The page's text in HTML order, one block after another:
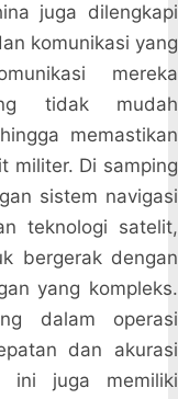
juga dilengkapi
komunikasi yang
mereka
tidak mudah
memastikan
militer. Di samping
sistem navigasi
teknologi satelit,
bergerak dengan
yang kompleks.
dalam operasi
dan akurasi
ini juga memiliki